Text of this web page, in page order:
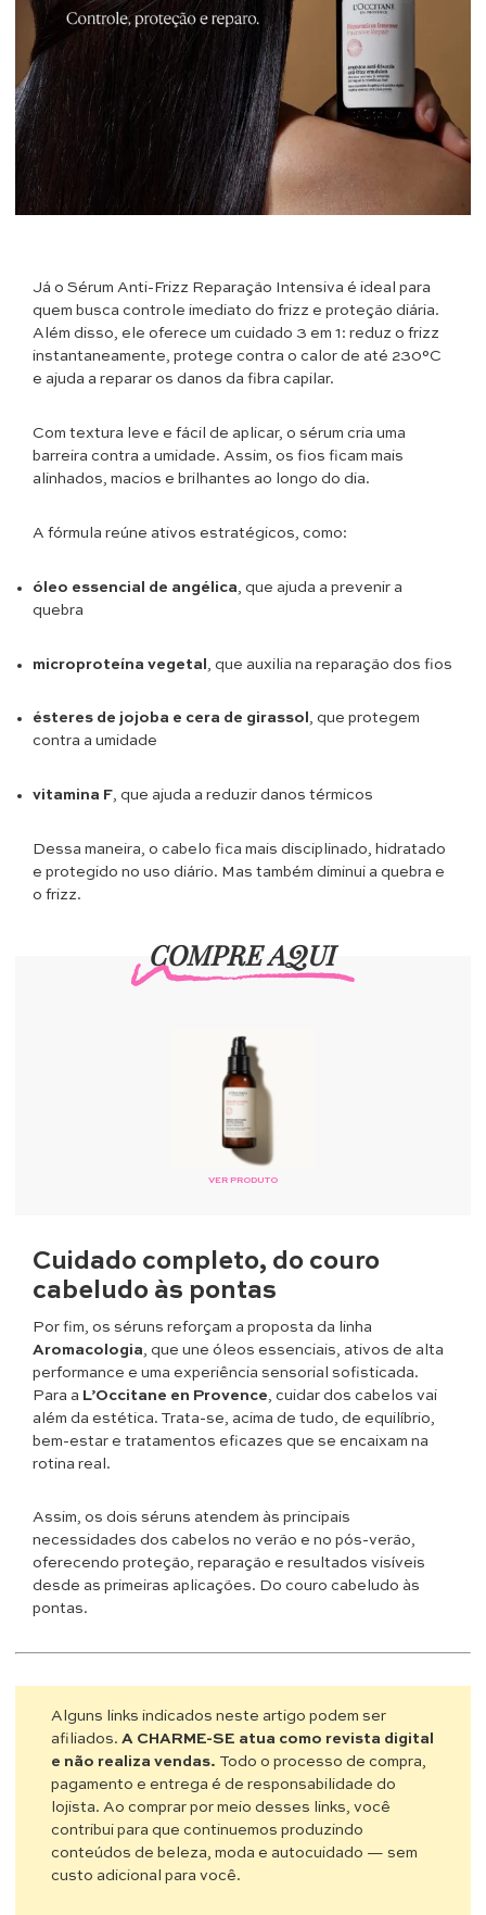
Já o Sérum Anti-Frizz Reparação Intensiva é ideal para
quem busca controle imediato do frizz e proteção diária.
Além disso, ele oferece um cuidado 3 em 1: reduz o frizz
instantaneamente, protege contra o calor de até 230°C
e ajuda a reparar os danos da fibra capilar.
Com textura leve e fácil de aplicar, o sérum cria uma
barreira contra a umidade. Assim, os fios ficam mais
alinhados, macios e brilhantes ao longo do dia.
A fórmula reúne ativos estratégicos, como:
óleo essencial de angélica, que ajuda a prevenir a
quebra
microproteína vegetal , que auxilia na reparação dos fios
ésteres de jojoba e cera de girassol , que protegem
contra a umidade
vitamina F, que ajuda a reduzir danos térmicos
Dessa maneira, o cabelo fica mais disciplinado, hidratado
e protegido no uso diário. Mas também diminui a quebra e
o frizz.
COMPRE AQUI
VER PRODUTO
Cuidado completo, do couro
cabeludo às pontas
Por fim, os séruns reforçam a proposta da linha
Aromacologia , que une óleos essenciais, ativos de alta
performance e uma experiência sensorial sofisticada.
Para a L’Occitane en Provence , cuidar dos cabelos vai
além da estética. Trata-se, acima de tudo, de equilíbrio,
bem-estar e tratamentos eficazes que se encaixam na
rotina real.
Assim, os dois séruns atendem às principais
necessidades dos cabelos no verão e no pós-verão,
oferecendo proteção, reparação e resultados visíveis
desde as primeiras aplicações. Do couro cabeludo às
pontas.
Alguns links indicados neste artigo podem ser
afiliados.A CHARME-SE atua como revista digital
e não realiza vendas. Todo o processo de compra,
pagamento e entrega é de responsabilidade do
lojista. Ao comprar por meio desses links, você
contribui para que continuemos produzindo
conteúdos de beleza, moda e autocuidado — sem
custo adicional para você.